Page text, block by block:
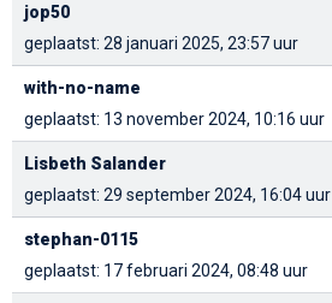
jop50
geplaatst: 28 januari 2025, 23:57 uur
with-no-name
geplaatst: 13 november 2024, 10:16 uur
Lisbeth Salander
geplaatst: 29 september 2024, 16:04 uur
stephan-0115
geplaatst: 17 februari 2024, 08:48 uur